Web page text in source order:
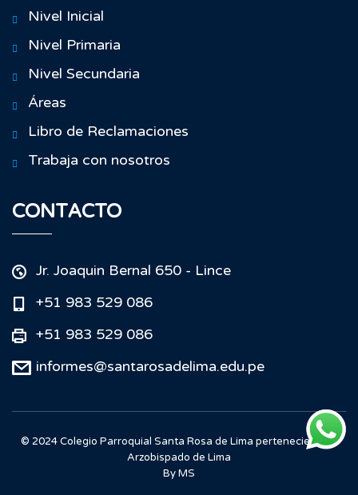
Nivel Inicial
Nivel Primaria
Nivel Secundaria
Áreas
Libro de Reclamaciones
Trabaja con nosotros
CONTACTO
Jr. Joaquin Bernal 650 - Lince
+51 983 529 086
+51 983 529 086
informes@santarosadelima.edu.pe
© 2024 Colegio Parroquial Santa Rosa de Lima perteneciente al
Arzobispado de Lima
By MS